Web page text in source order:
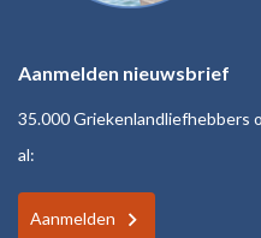
Aanmelden nieuwsbrief
35.000 Griekenlandliefhebbers
al:
Aanmelden